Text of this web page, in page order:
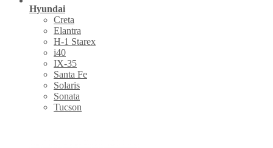
Hyundai
Creta
Elantra
H-1 Starex
i40
IX-35
Santa Fe
Solaris
Sonata
Tucson